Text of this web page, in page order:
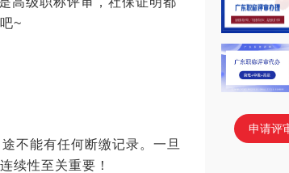
~
不能有任何断缴记录。一旦
续性至关重要！
申请评